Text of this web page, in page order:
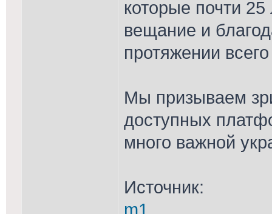
которые почти
вещание и
протяжении
Мы призываем
доступных
много важной
Источник:
m1